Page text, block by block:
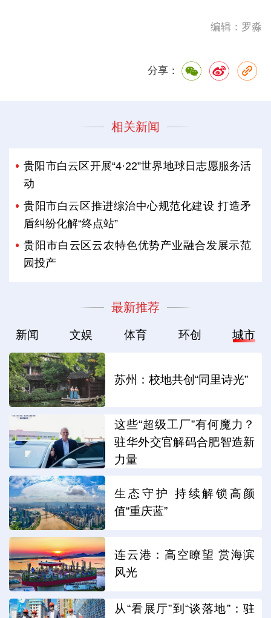
编辑：罗淼
分享：
相关新闻
贵阳市白云区开展“4·22”世界地球日志愿服务活
动
贵阳市白云区推进综治中心规范化建设 打造矛
盾纠纷化解“终点站”
贵阳市白云区云农特色优势产业融合发展示范
园投产
最新推荐
新闻 文娱 体育 环创 城市
苏州：校地共创“同里诗光”
这些“超级工厂”有何魔力？
驻华外交官解码合肥智造新
力量
生态守护 持续解锁高颜
值“重庆蓝”
连云港：高空瞭望 赏海滨
风光
从“看展厅”到“谈落地”：驻